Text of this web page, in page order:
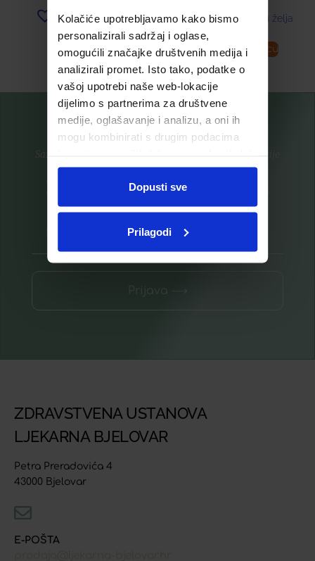
Kolačiće upotrebljavamo kako bismo
personalizirali sadržaj i oglase,
omogućili značajke društvenih medija i
analizirali promet. Isto tako, podatke o
vašoj upotrebi naše web-lokacije
dijelimo s partnerima za društvene
medije, oglašavanje i analizu, a oni ih
mogu kombinirati s drugim podacima
ste upotrebljavali njihove usluge.
Dopusti sve
Prilagodi
Dodaj u listu želja
Pročitaj više
Dodaj u listu želja
Dodaj u košaricu
Saznajte prvi za nove proizvode i ekskluzivne promocije
Prijavite se na listu za novosti
Prijava ⟶
ZDRAVSTVENA USTANOVA
LJEKARNA BJELOVAR
Petra Preradovića 4
43000 Bjelovar
E-POŠTA